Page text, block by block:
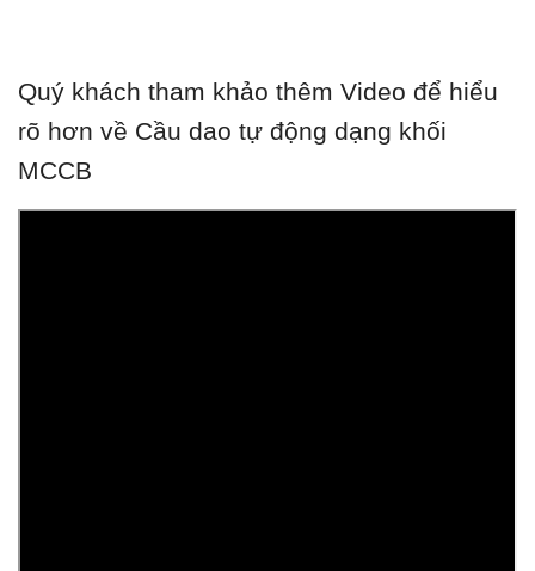
Quý khách tham khảo thêm Video để hiểu
rõ hơn về Cầu dao tự động dạng khối
MCCB